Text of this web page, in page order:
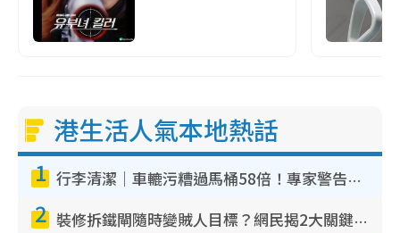
港生活人氣本地熱話
1 行李清潔｜車轆污糟過馬桶58倍！專家警告忌用酒精抹 教1招免污手除菌
2 裝修拆鐵閘隨時變賊人目標？網民揭2大關鍵用途：裝新式等於白裝？附新舊鐵閘分別